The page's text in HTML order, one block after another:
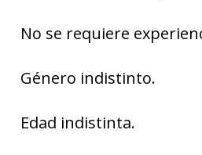
No se requiere
Género indistinto.
Edad indistinta.